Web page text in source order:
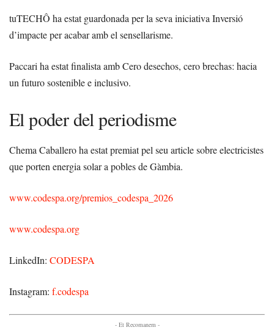
tuTECHÔ ha estat guardonada per la seva iniciativa Inversió
d’impacte per acabar amb el sensellarisme.
Paccari ha estat finalista amb Cero desechos, cero brechas: hacia
un futuro sostenible e inclusivo.
El poder del periodisme
Chema Caballero ha estat premiat pel seu article sobre electricistes
que porten energia solar a pobles de Gàmbia.
www.codespa.org/premios_codespa_2026
www.codespa.org
LinkedIn: CODESPA
Instagram: f.codespa
- Et Recomanem -